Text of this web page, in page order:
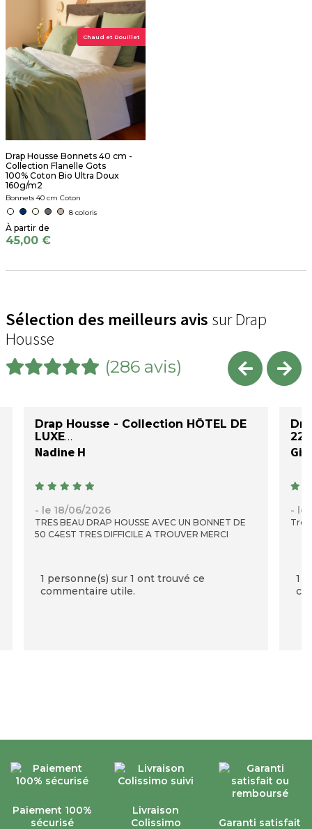
Chaud et Douillet
Drap Housse Bonnets 40 cm -
Collection Flanelle Gots
100% Coton Bio Ultra Doux
160g/m2
Bonnets 40 cm Coton
8 coloris
45,00 €
Sélection des meilleurs avis sur Drap
Housse
(286 avis)
Drap Housse - Collection HÔTEL DE
LUXE
Nadine H
- le 18/06/2026
TRES BEAU DRAP HOUSSE AVEC UN BONNET DE
50 C4EST TRES DIFFICILE A TROUVER MERCI
1 personne(s) sur 1 ont trouvé ce
commentaire utile.
- le
1
Paiement 100%
sécurisé
Livraison
Colissimo
Garanti satisfait